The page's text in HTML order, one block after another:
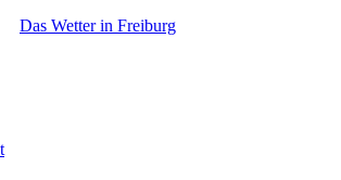
Das Wetter in Freiburg